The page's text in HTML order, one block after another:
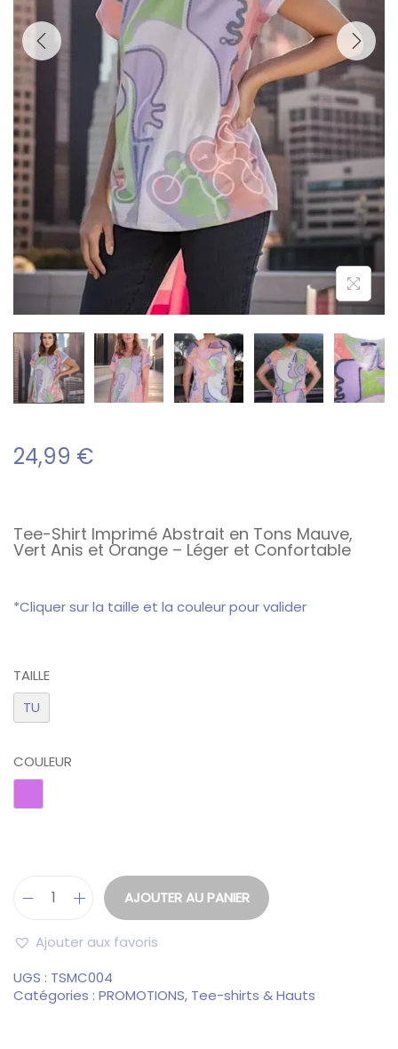
24,99 €
Tee-Shirt Imprimé Abstrait en Tons Mauve,
Vert Anis et Orange – Léger et Confortable
*Cliquer sur la taille et la couleur pour valider
TAILLE
TU
COULEUR
AJOUTER AU PANIER
Ajouter aux favoris
UGS : TSMC004
Catégories : PROMOTIONS, Tee-shirts & Hauts